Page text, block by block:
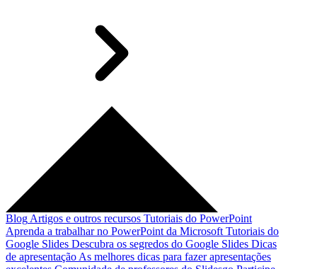
Blog Artigos e outros recursos Tutoriais do PowerPoint
Aprenda a trabalhar no PowerPoint da Microsoft Tutoriais do
Google Slides Descubra os segredos do Google Slides Dicas
de apresentação As melhores dicas para fazer apresentações